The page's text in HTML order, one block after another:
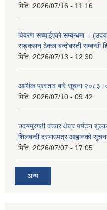
मिति: 2026/07/16 - 11:16
विवरण सच्याईएको सम्बन्धमा ।
सङ्कलन ठेक्का बन्दोबस्ती सम्बन्धी
मिति: 2026/07/13 - 12:30
आर्थिक प्रस्ताव बारे सूचना
मिति: 2026/07/10 - 09:42
उदयपुरगढी दरबार क्षेत्र पर्यटन
शिलबन्दी दरभाउपत्र आह्वानको
मिति: 2026/07/07 - 17:05
अन्य